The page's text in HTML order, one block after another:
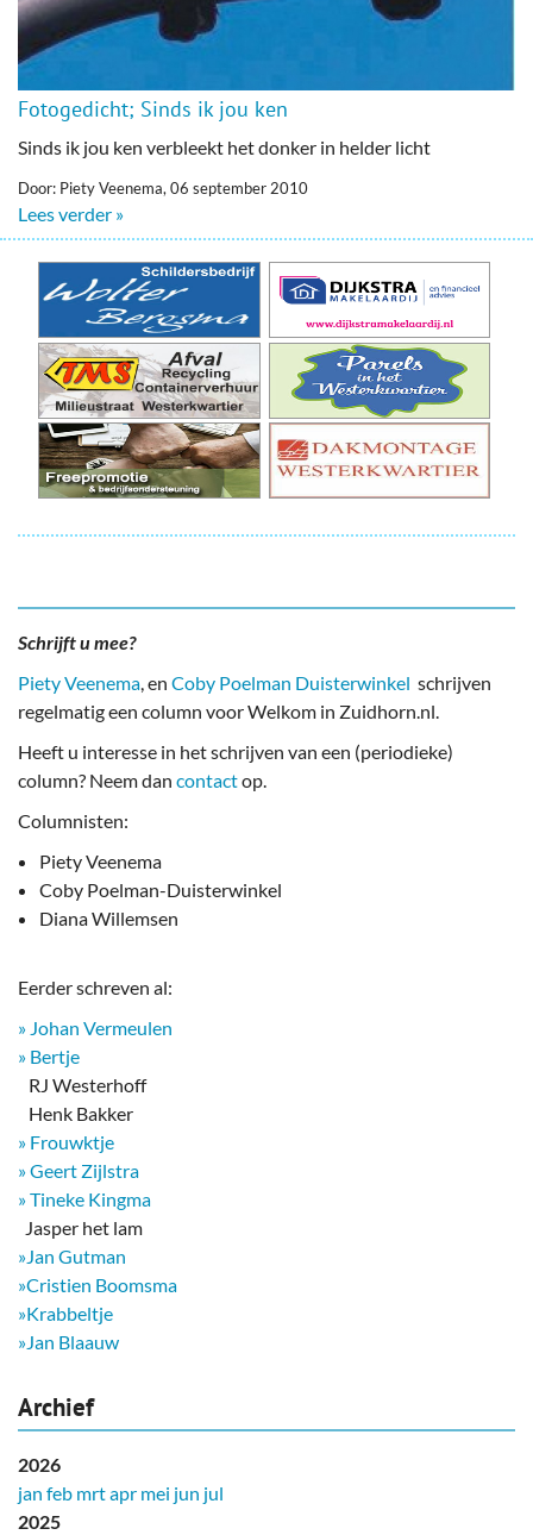
Fotogedicht; Sinds ik jou ken
Sinds ik jou ken verbleekt het donker in helder licht
Door: Piety Veenema, 06 september 2010
Lees verder »
Schrijft u mee?
Piety Veenema, en Coby Poelman Duisterwinkel schrijven
regelmatig een column voor Welkom in Zuidhorn.nl.
Heeft u interesse in het schrijven van een (periodieke)
column? Neem dan contactop.
Columnisten:
Piety Veenema
Coby Poelman-Duisterwinkel
Diana Willemsen
Eerder schreven al:
» Johan Vermeulen
» Bertje
RJ Westerhoff
Henk Bakker
» Frouwktje
» Geert Zijlstra
» Tineke Kingma
​ Jasper het lam
»Jan Gutman
»Cristien Boomsma
»Krabbeltje
»Jan Blaauw
Archief
2026
jan feb mrtapr mei jun jul
2025